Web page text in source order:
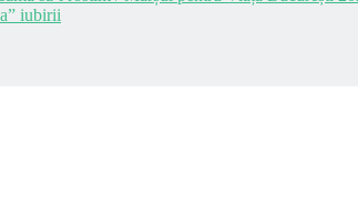
iubirii